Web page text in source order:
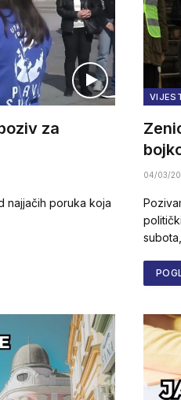
za
najjačih poruka koja
04/03/